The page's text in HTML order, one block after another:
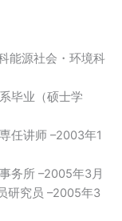
能源社会・环境科
毕业（硕士学
任讲师 –2003年1
务所 –2005年3月
研究员 –2005年3